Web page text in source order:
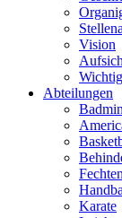
Vision
Abteilungen
Fechten
Karate